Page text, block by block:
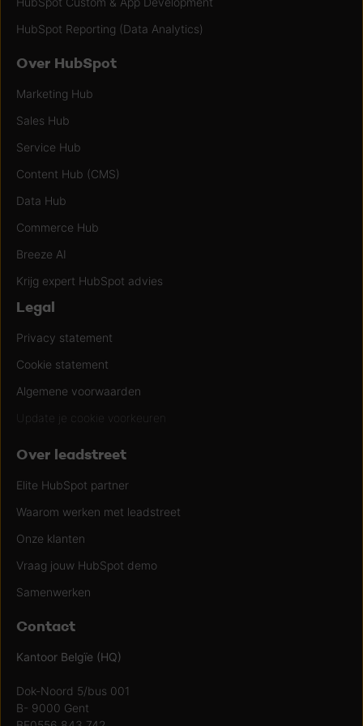
HubSpot Reporting (Data Analytics)
Over HubSpot
Marketing Hub
Sales Hub
Service Hub
Content Hub (CMS)
Data Hub
Commerce Hub
Breeze AI
Krijg expert HubSpot advies
Legal
Privacy statement
Cookie statement
Algemene voorwaarden
Update je cookie voorkeuren
Over leadstreet
Elite HubSpot partner
Waarom werken met leadstreet
Onze klanten
Vraag jouw HubSpot demo
Samenwerken
Contact
Kantoor Belgïe (HQ)
Dok-Noord 5/bus 001
B- 9000 Gent